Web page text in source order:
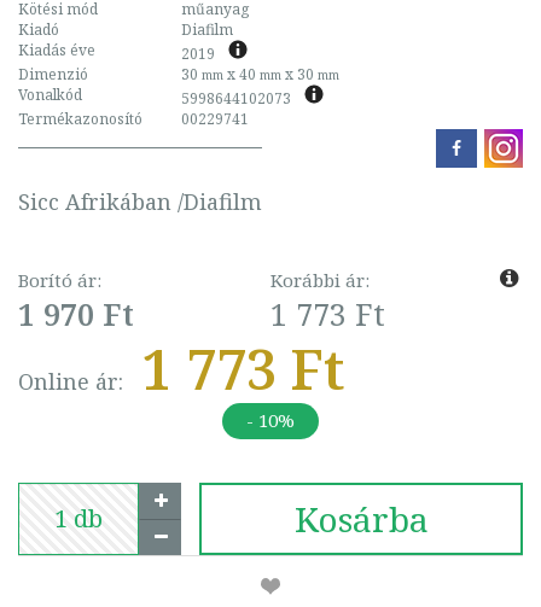
Kötési mód
műanyag
Kiadó
Diafilm
Kiadás éve
2019
Dimenzió
30 mm x 40 mm x 30 mm
Vonalkód
5998644102073
Termékazonosító
00229741
Sicc Afrikában /Diafilm
Borító ár:
1 970 Ft
Korábbi ár:
1 773 Ft
Online ár: 1 773 Ft
- 10%
Kosárba